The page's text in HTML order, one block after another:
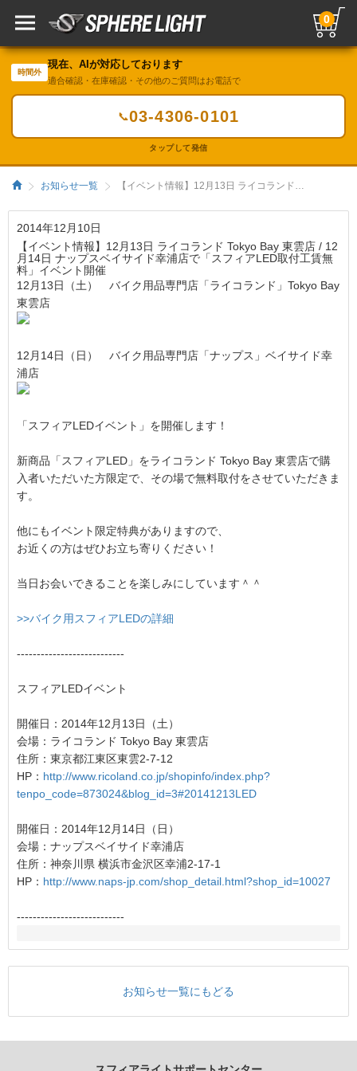
0
時間外
現在、AIが対応しております
適合確認・在庫確認・その他のご質問はお電話で
📞03-4306-0101
タップして発信
お知らせ一覧 【イベント情報】12月13日 ライコランド Tokyo Bay 東雲店 / 12月14日 ナップスベイサイド幸浦店で「スフィアLED取付工賃無料」イベント開催／HIDキット｜LEDヘッドライト販売のスフィアライト
2014年12月10日
【イベント情報】12月13日 ライコランド Tokyo Bay 東雲店 / 12
月14日 ナップスベイサイド幸浦店で「スフィアLED取付工賃無
料」イベント開催
12月13日（土） バイク用品専門店「ライコランド」Tokyo Bay
東雲店
12月14日（日） バイク用品専門店「ナップス」ベイサイド幸
浦店
「スフィアLEDイベント」を開催します！
新商品「スフィアLED」をライコランド Tokyo Bay 東雲店で購
入者いただいた方限定で、その場で無料取付をさせていただきま
す。
他にもイベント限定特典がありますので、
お近くの方はぜひお立ち寄りください！
当日お会いできることを楽しみにしています＾＾
>>バイク用スフィアLEDの詳細
---------------------------
スフィアLEDイベント
開催日：2014年12月13日（土）
会場：ライコランド Tokyo Bay 東雲店
住所：東京都江東区東雲2-7-12
HP： http://www.ricoland.co.jp/shopinfo/index.php?
tenpo_code=873024&blog_id=3#20141213LED
開催日：2014年12月14日（日）
会場：ナップスベイサイド幸浦店
住所：神奈川県 横浜市金沢区幸浦2-17-1
HP： http://www.naps-jp.com/shop_detail.html?shop_id=10027
---------------------------
お知らせ一覧にもどる